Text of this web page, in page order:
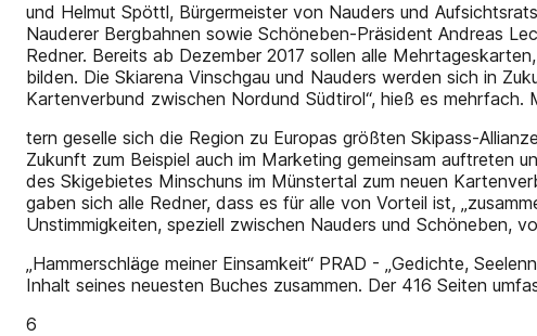
und Helmut Spöttl, Bürgermeister von Nauders und
Nauderer Bergbahnen sowie Schöneben-Präsident Andreas
Redner. Bereits ab Dezember 2017 sollen alle
bilden. Die Skiarena Vinschgau und Nauders werden sich in
Kartenverbund zwischen Nordund Südtirol“, hieß es mehrfach.
tern geselle sich die Region zu Europas größten Skipass-­
Zukunft zum Beispiel auch im Marketing gemeinsam auftreten
des Skigebietes Minschuns im Münstertal zum neuen
gaben sich alle Redner, dass es für alle von Vorteil ist,
Unstimmigkeiten, speziell zwischen Nauders und Schöneben,
„Hammerschläge meiner Einsamkeit“ PRAD - „Gedichte,
Inhalt seines neuesten Buches zusammen. Der 416 Seiten
6